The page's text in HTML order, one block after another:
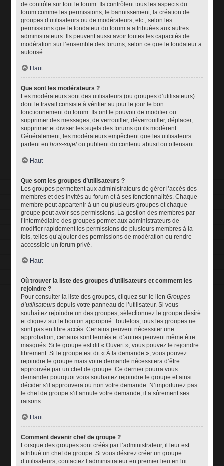
de contrôle sur tout le forum. Ils contrôlent tous les aspects du
forum comme les permissions, le bannissement, la création de
groupes d’utilisateurs ou de modérateurs, etc., selon les
permissions que le fondateur du forum a attribuées aux autres
administrateurs. Ils peuvent aussi avoir toutes les capacités de
modération sur l’ensemble des forums, selon ce que le fondateur a
autorisé.
Haut
Que sont les modérateurs ?
Les modérateurs sont des utilisateurs (ou groupes d’utilisateurs)
dont le travail consiste à vérifier au jour le jour le bon
fonctionnement du forum. Ils ont le pouvoir de modifier ou
supprimer des messages, de verrouiller, déverrouiller, déplacer,
supprimer et diviser les sujets des forums qu’ils modèrent.
Généralement, les modérateurs empêchent que les utilisateurs
partent enhors-sujetou publient du contenu abusif ou offensant.
Haut
Que sont les groupes d’utilisateurs ?
Les groupes permettent aux administrateurs de gérer l’accès des
membres et des invités au forum et à ses fonctionnalités. Chaque
membre peut appartenir à un ou plusieurs groupes et chaque
groupe peut avoir ses permissions. La gestion des membres par
l’intermédiaire des groupes permet aux administrateurs de
modifier rapidement les permissions de plusieurs membres à la
fois, telles qu’ajouter des permissions de modération ou rendre
accessible un forum privé.
Haut
Où trouver la liste des groupes d’utilisateurs et comment les
rejoindre ?
Pour consulter la liste des groupes, cliquez sur le lienGroupes
d’utilisateurs depuis votre panneau de l’utilisateur. Si vous
souhaitez rejoindre un des groupes, sélectionnez le groupe désiré
et cliquez sur le bouton approprié. Toutefois, tous les groupes ne
sont pas en libre accès. Certains peuvent nécessiter une
approbation, certains sont fermés et d’autres peuvent même être
masqués. Si le groupe est dit « Ouvert », vous pouvez le rejoindre
librement. Si le groupe est dit « À la demande », vous pouvez
rejoindre le groupe mais votre demande nécessitera d’être
approuvée par un chef de groupe. Ce dernier pourra vous
demander pourquoi vous souhaitez rejoindre le groupe et ainsi
décider s’il approuvera ou non votre demande. N’importunez pas
le chef de groupe s’il annule votre demande, il a sûrement ses
raisons.
Haut
Comment devenir chef de groupe ?
Lorsque des groupes sont créés par l’administrateur, il leur est
attribué un chef de groupe. Si vous désirez créer un groupe
d’utilisateurs, contactez l’administrateur en premier lieu en lui